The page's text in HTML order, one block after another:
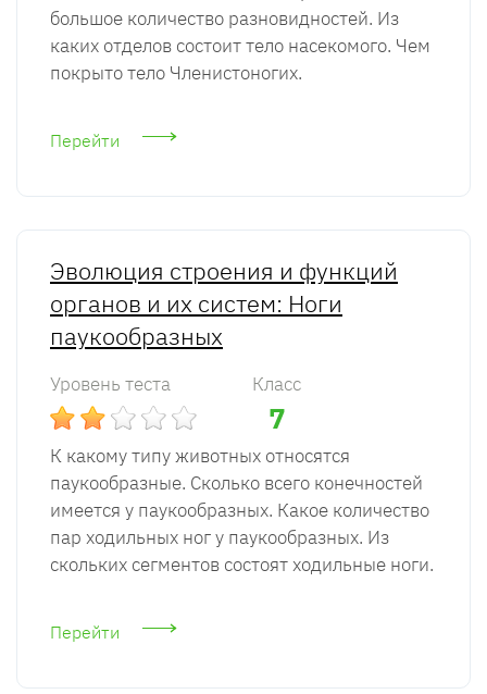
большое количество разновидностей. Из
каких отделов состоит тело насекомого. Чем
покрыто тело Членистоногих.
Перейти
Эволюция строения и функций
органов и их систем: Ноги
паукообразных
Уровень теста Класс
7
К какому типу животных относятся
паукообразные. Сколько всего конечностей
имеется у паукообразных. Какое количество
пар ходильных ног у паукообразных. Из
скольких сегментов состоят ходильные ноги.
Перейти